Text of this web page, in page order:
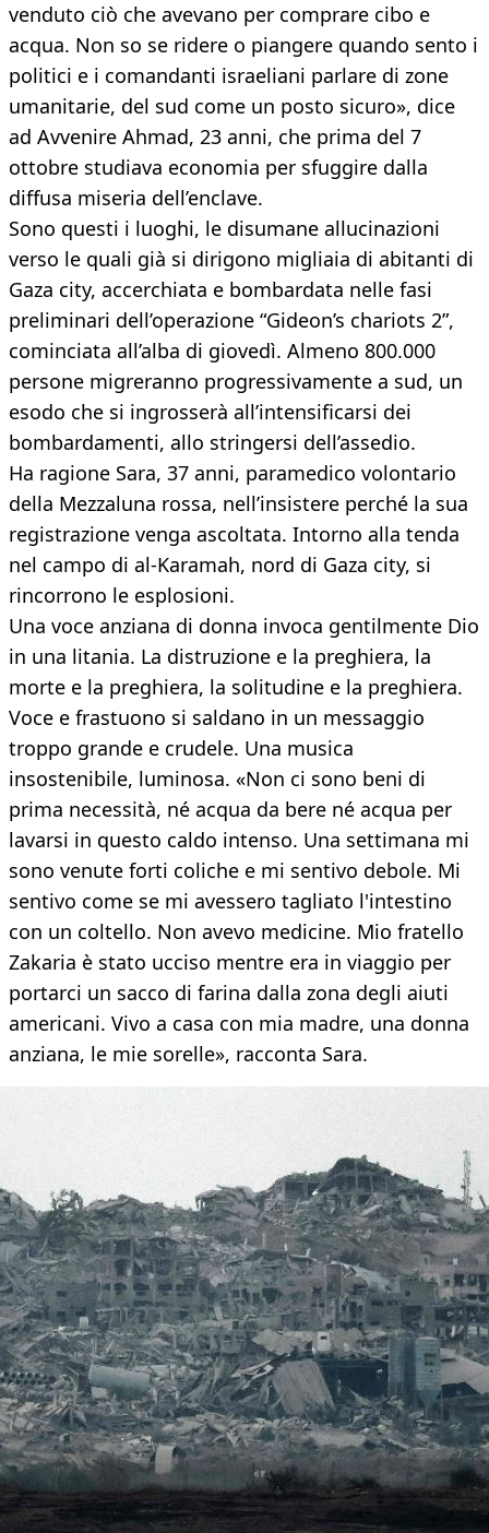
venduto ciò che avevano per comprare cibo e
acqua. Non so se ridere o piangere quando sento i
politici e i comandanti israeliani parlare di zone
umanitarie, del sud come un posto sicuro», dice
ad Avvenire Ahmad, 23 anni, che prima del 7
ottobre studiava economia per sfuggire dalla
diffusa miseria dell’enclave.
Sono questi i luoghi, le disumane allucinazioni
verso le quali già si dirigono migliaia di abitanti di
Gaza city, accerchiata e bombardata nelle fasi
preliminari dell’operazione “Gideon’s chariots 2”,
cominciata all’alba di giovedì. Almeno 800.000
persone migreranno progressivamente a sud, un
esodo che si ingrosserà all’intensificarsi dei
bombardamenti, allo stringersi dell’assedio.
Ha ragione Sara, 37 anni, paramedico volontario
della Mezzaluna rossa, nell’insistere perché la sua
registrazione venga ascoltata. Intorno alla tenda
nel campo di al-Karamah, nord di Gaza city, si
rincorrono le esplosioni.
Una voce anziana di donna invoca gentilmente Dio
in una litania. La distruzione e la preghiera, la
morte e la preghiera, la solitudine e la preghiera.
Voce e frastuono si saldano in un messaggio
troppo grande e crudele. Una musica
insostenibile, luminosa. «Non ci sono beni di
prima necessità, né acqua da bere né acqua per
lavarsi in questo caldo intenso. Una settimana mi
sono venute forti coliche e mi sentivo debole. Mi
sentivo come se mi avessero tagliato l'intestino
con un coltello. Non avevo medicine. Mio fratello
Zakaria è stato ucciso mentre era in viaggio per
portarci un sacco di farina dalla zona degli aiuti
americani. Vivo a casa con mia madre, una donna
anziana, le mie sorelle», racconta Sara.